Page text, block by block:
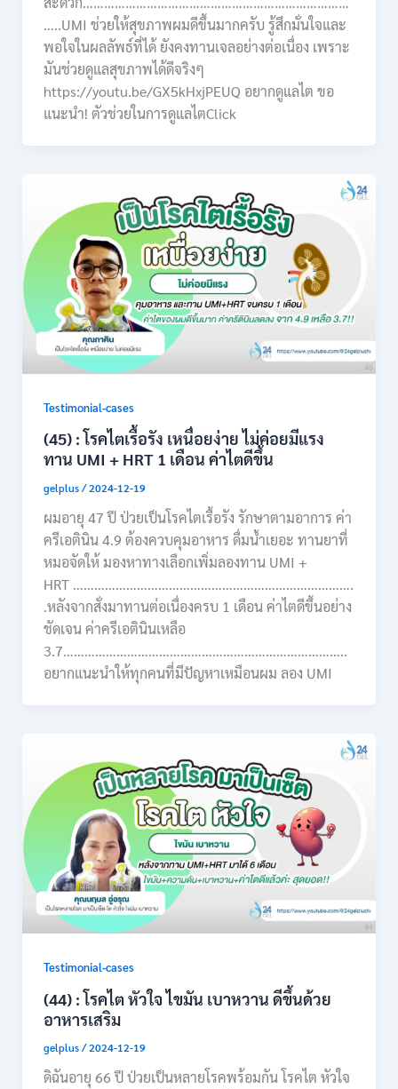
…..UMI ช่วยให้สุขภาพผมดีขึ้นมากครับ รู้สึกมั่นใจและ
พอใจในผลลัพธ์ที่ได้ ยังคงทานเจลอย่างต่อเนื่อง เพราะ
มันช่วยดูแลสุขภาพได้ดีจริงๆ
https://youtu.be/GX5kHxjPEUQ อยากดูแลไต ขอ
แนะนำ! ตัวช่วยในการดูแลไตClick
Testimonial-cases
(45) : โรคไตเรื้อรัง เหนื่อยง่าย ไม่ค่อยมีแรง
ทาน UMI + HRT 1 เดือน ค่าไตดีขึ้น
gelplus/2024-12-19
ผมอายุ 47 ปี ป่วยเป็นโรคไตเรื้อรัง รักษาตามอาการ ค่า
ครีเอตินิน 4.9 ต้องควบคุมอาหาร ดื่มน้ำเยอะ ทานยาที่
หมอจัดให้ มองหาทางเลือกเพิ่มลองทาน UMI +
HRT …………………………………………………………………….
.หลังจากสั่งมาทานต่อเนื่องครบ 1 เดือน ค่าไตดีขึ้นอย่าง
ชัดเจน ค่าครีเอตินินเหลือ
3.7……………………………………………………………………..
อยากแนะนำให้ทุกคนที่มีปัญหาเหมือนผม ลอง UMI
Testimonial-cases
(44) : โรคไต หัวใจ ไขมัน เบาหวาน ดีขึ้นด้วย
อาหารเสริม
gelplus/2024-12-19
ดิฉันอายุ 66 ปี ป่วยเป็นหลายโรคพร้อมกัน โรคไต หัวใจ